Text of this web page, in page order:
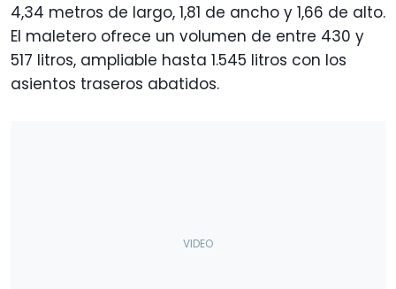
4,34 metros de largo, 1,81 de ancho y 1,66 de alto.
El maletero ofrece un volumen de entre 430 y
517 litros, ampliable hasta 1.545 litros con los
asientos traseros abatidos.